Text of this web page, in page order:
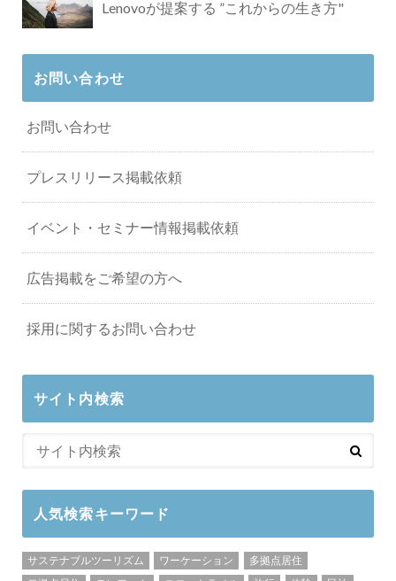
Lenovoが提案する ”これからの生き方"
お問い合わせ
お問い合わせ
プレスリリース掲載依頼
イベント・セミナー情報掲載依頼
広告掲載をご希望の方へ
採用に関するお問い合わせ
サイト内検索
人気検索キーワード
サステナブルツーリズム ワーケーション
多拠点居住